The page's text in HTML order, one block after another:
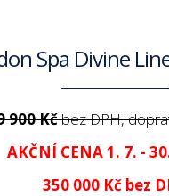
Spa Divine
900 Kčbez DPH,
AKČNÍ CENA 1. 7. -
350 000 Kč bez